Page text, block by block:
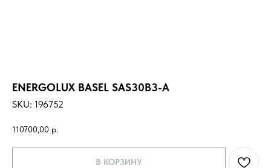
ENERGOLUX BASEL SAS30B3-A
SKU: 196752
110700,00 р.
В КОРЗИНУ